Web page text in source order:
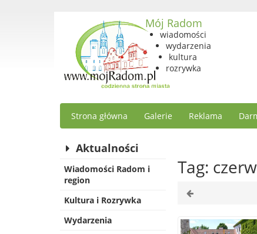
Mój Radom
wiadomości
wydarzenia
kultura
rozrywka
Strona główna Galerie Reklama
Aktualności
Wiadomości Radom i
region
Kultura i Rozrywka
Wydarzenia
Tag: